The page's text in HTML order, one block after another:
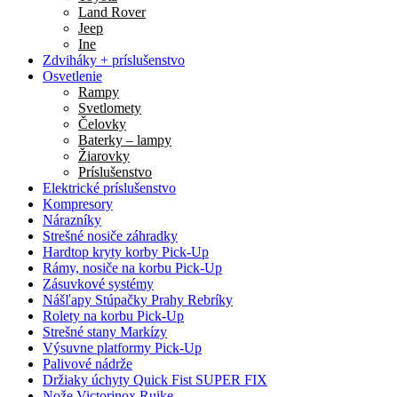
Land Rover
Jeep
Ine
Zdviháky + príslušenstvo
Osvetlenie
Rampy
Svetlomety
Čelovky
Baterky – lampy
Žiarovky
Príslušenstvo
Elektrické príslušenstvo
Kompresory
Nárazníky
Strešné nosiče záhradky
Hardtop kryty korby Pick-Up
Rámy, nosiče na korbu Pick-Up
Zásuvkové systémy
Nášľapy Stúpačky Prahy Rebríky
Rolety na korbu Pick-Up
Strešné stany Markízy
Výsuvne platformy Pick-Up
Palivové nádrže
Držiaky úchyty Quick Fist SUPER FIX